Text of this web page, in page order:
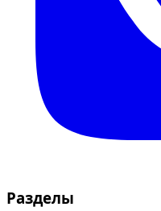
Разделы